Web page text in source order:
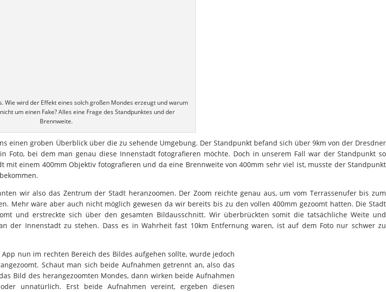
Wie wird der Effekt eines solch großen Mondes erzeugt und warum
um einen Fake? Alles eine Frage des Standpunktes und der
Brennweite.
einen groben Überblick über die zu sehende Umgebung. Der Standpunkt befand sich über 9km von der Dresdner
bei dem man genau diese Innenstadt fotografieren möchte. Doch in unserem Fall war der Standpunkt so
einem 400mm Objektiv fotografieren und da eine Brennweite von 400mm sehr viel ist, musste der Standpunkt
wir also das Zentrum der Stadt heranzoomen. Der Zoom reichte genau aus, um vom Terrassenufer bis zum
Mehr wäre aber auch nicht möglich gewesen da wir bereits bis zu den vollen 400mm gezoomt hatten. Die Stadt
und erstreckte sich über den gesamten Bildausschnitt. Wir überbrückten somit die tatsächliche Weite und
der Innenstadt zu stehen. Dass es in Wahrheit fast 10km Entfernung waren, ist auf dem Foto nur schwer zu
nun im rechten Bereich des Bildes aufgehen sollte, wurde jedoch
Schaut man sich beide Aufnahmen getrennt an, also das
Bild des herangezoomten Mondes, dann wirken beide Aufnahmen
unnatürlich. Erst beide Aufnahmen vereint, ergeben diesen